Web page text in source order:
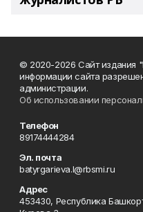
© 2020-2026 Сайт издания
информации сайта
администрации.
Об использовании
Телефон
89174444284
Эл. почта
batyrgarieva.l@rbsmi.ru
Адрес
453430, Республика